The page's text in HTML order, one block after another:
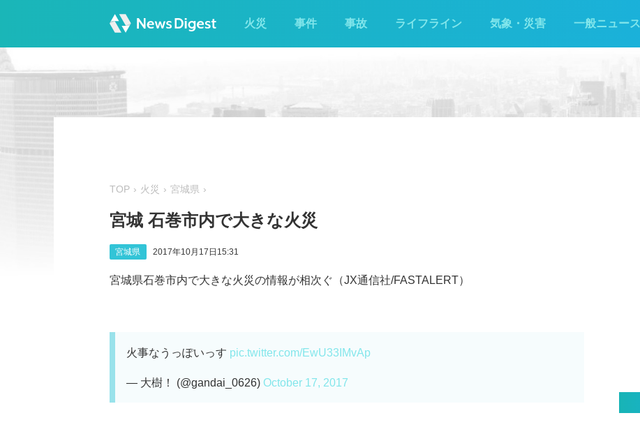
火災 事件 事故 ライフライン 気象・災害 一般ニュース
TOP 火災 宮城県
宮城 石巻市内で大きな火災
宮城県 2017年10月17日15:31
宮城県石巻市内で大きな火災の情報が相次ぐ（JX通信社/FASTALERT）
火事なうっぽいっす pic.twitter.com/EwU33IMvAp
— 大樹！ (@gandai_0626) October 17, 2017